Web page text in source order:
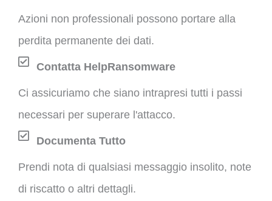
Azioni non professionali possono portare alla
perdita permanente dei dati.
Contatta HelpRansomware
Ci assicuriamo che siano intrapresi tutti i passi
necessari per superare l'attacco.
Documenta Tutto
Prendi nota di qualsiasi messaggio insolito, note
di riscatto o altri dettagli.